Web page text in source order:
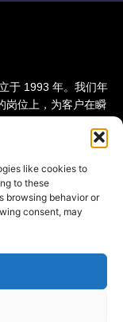
like cookies to
to these
browsing behavior or
consent, may
于 1993 年。我们年
岗位上，为客户在瞬